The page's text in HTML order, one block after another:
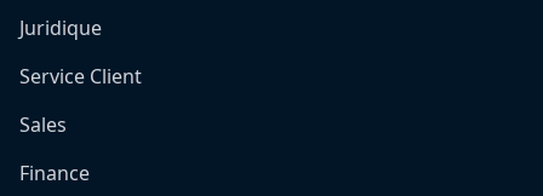
Juridique
Service Client
Sales
Finance